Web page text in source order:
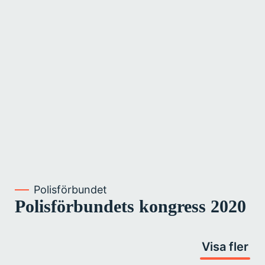
Polisförbundet
Polisförbundets kongress 2020
Visa fler